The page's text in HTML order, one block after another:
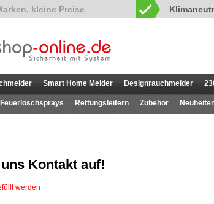
Smart Home Melder Designrauchmelder
Feuerlöschsprays Rettungsleitern Zubehör
Kontakt auf!
werden